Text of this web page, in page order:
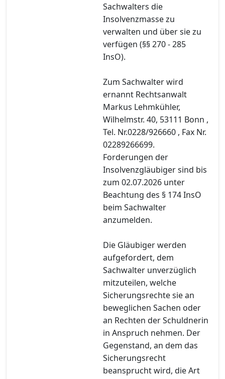
Sachwalters die
Insolvenzmasse zu
verwalten und über sie zu
verfügen (§§ 270 - 285
InsO).
Zum Sachwalter wird
ernannt Rechtsanwalt
Markus Lehmkühler,
Wilhelmstr. 40, 53111 Bonn ,
Tel. Nr.0228/926660 , Fax Nr.
02289266699.
Forderungen der
Insolvenzgläubiger sind bis
zum 02.07.2026 unter
Beachtung des § 174 InsO
beim Sachwalter
anzumelden.
Die Gläubiger werden
aufgefordert, dem
Sachwalter unverzüglich
mitzuteilen, welche
Sicherungsrechte sie an
beweglichen Sachen oder
an Rechten der Schuldnerin
in Anspruch nehmen. Der
Gegenstand, an dem das
Sicherungsrecht
beansprucht wird, die Art